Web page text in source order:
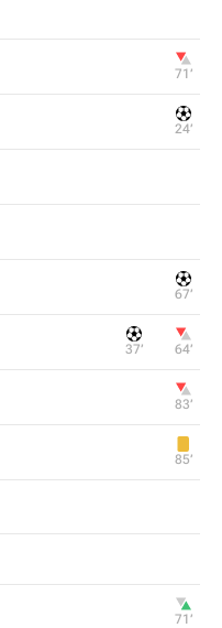
71‎’‎
24‎’‎
67‎’‎
37‎’‎ 64‎’‎
83‎’‎
85‎’‎
71‎’‎